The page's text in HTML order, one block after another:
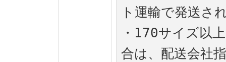
ト運輸で発送さ
・170サイズ以
合は、配送会社